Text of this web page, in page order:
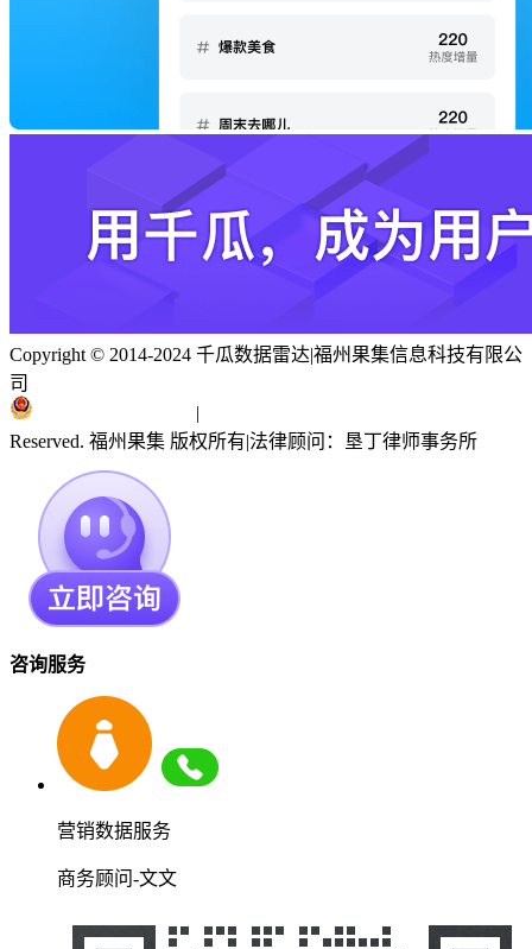
Copyright © 2014-2024 千瓜数据雷达|福州果集信息科技有限公
司
|
Reserved. 福州果集 版权所有|法律顾问：垦丁律师事务所
咨询服务
营销数据服务
商务顾问-文文